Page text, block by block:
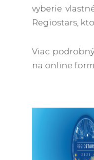
vyberie
Regiostars,
Viac
na online